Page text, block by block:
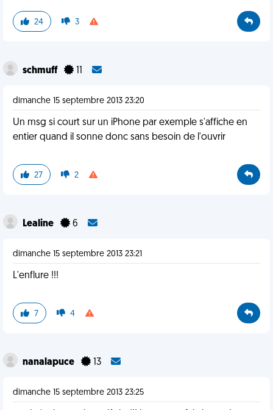
24 3
schmuff
dimanche 15 septembre 2013 23:20
Un msg si court sur un iPhone par exemple s'affiche en
entier quand il sonne donc sans besoin de l'ouvrir
27 2
Lealine 6
dimanche 15 septembre 2013 23:21
L'enflure !!!
7 4
nanalapuce 13
dimanche 15 septembre 2013 23:25